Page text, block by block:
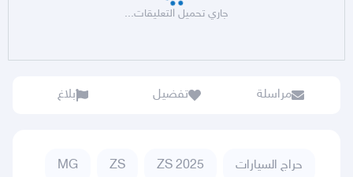
جاري تحميل التعليقات...
مراسلة تفضيل بلاغ
حراج السيارات ZS 2025
ZS
MG